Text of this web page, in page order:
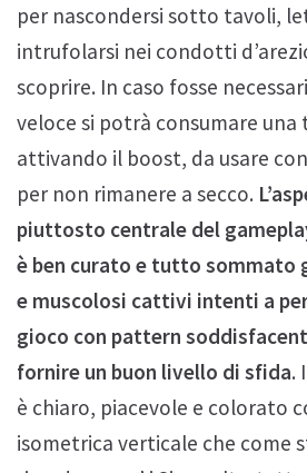
per nascondersi sotto tavoli,
intrufolarsi nei condotti
scoprire. In caso fosse
veloce si potrà consumare
attivando il boost, da usare
per non rimanere a secco.
piuttosto centrale del
è ben curato e tutto sommato
e muscolosi cattivi intenti a
gioco con pattern
fornire un buon livello di sfida.
è chiaro, piacevole e colorato
isometrica verticale che come